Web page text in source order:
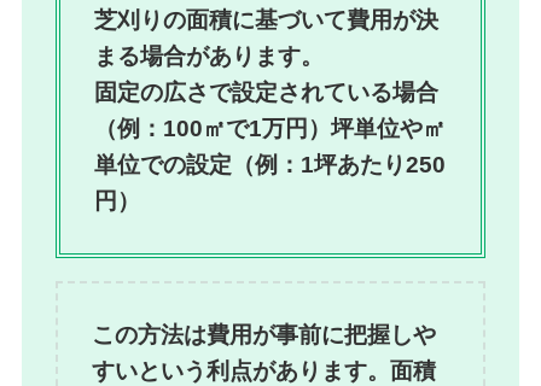
芝刈りの面積に基づいて費用が決
まる場合があります。
固定の広さで設定されている場合
（例：100㎡で1万円）坪単位や㎡
単位での設定（例：1坪あたり250
円）
この方法は費用が事前に把握しや
すいという利点があります。面積